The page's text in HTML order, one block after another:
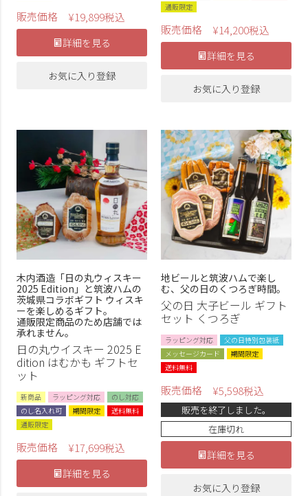
販売価格 ¥19,899税込
詳細を見る
お気に入り登録
通販限定
販売価格 ¥14,200税込
詳細を見る
お気に入り登録
木内酒造「日の丸ウィスキー
2025 Edition」と筑波ハムの
茨城県コラボギフト ウィスキ
ーを楽しめるギフト。
通販限定商品のため店舗では
承れません。
日の丸ウイスキー 2025 E
dition はむかも ギフトセ
ット
新商品 ラッピング対応
のし対応
のし名入れ可
期間限定
送料無料
通販限定
販売価格 ¥17,699税込
詳細を見る
地ビールと筑波ハムで楽し
む、父の日のくつろぎ時間。
父の日 大子ビール ギフト
セット くつろぎ
ラッピング対応
父の日特別包装紙
メッセージカード
期間限定
送料無料
販売価格 ¥5,598税込
販売を終了しました。
在庫切れ
詳細を見る
お気に入り登録